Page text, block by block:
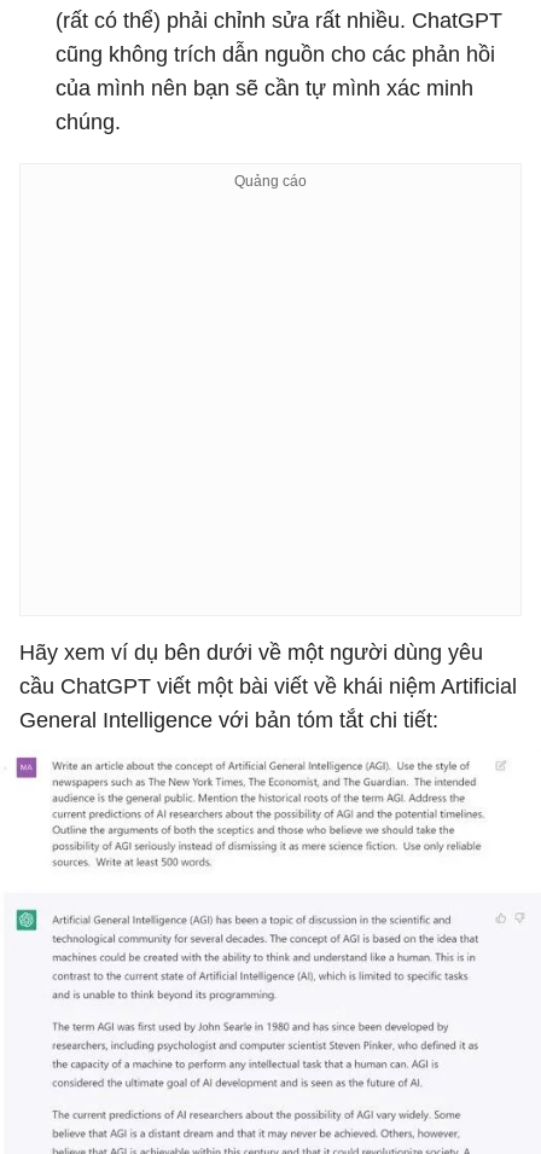
(rất có thể) phải chỉnh sửa rất nhiều. ChatGPT
cũng không trích dẫn nguồn cho các phản hồi
của mình nên bạn sẽ cần tự mình xác minh
chúng.
Hãy xem ví dụ bên dưới về một người dùng yêu
cầu ChatGPT viết một bài viết về khái niệm Artificial
General Intelligence với bản tóm tắt chi tiết: